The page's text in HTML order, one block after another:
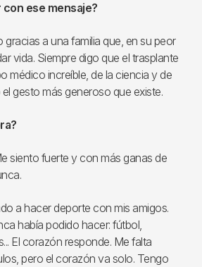
ese mensaje?
a una familia que, en su peor
vida. Siempre digo que el trasplante
médico increíble, de la ciencia y de
gesto más generoso que existe.
siento fuerte y con más ganas de
a hacer deporte con mis amigos.
había podido hacer: fútbol,
El corazón responde. Me falta
pero el corazón va solo. Tengo